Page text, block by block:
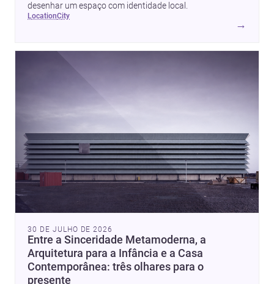
desenhar um espaço com identidade local.
location city
→
30 DE JULHO DE 2026
Entre a Sinceridade Metamoderna, a
Arquitetura para a Infância e a Casa
Contemporânea: três olhares para o
presente